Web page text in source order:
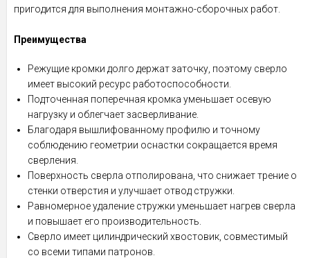
пригодится для выполнения монтажно-сборочных работ.
Преимущества
Режущие кромки долго держат заточку, поэтому сверло
имеет высокий ресурс работоспособности.
Подточенная поперечная кромка уменьшает осевую
нагрузку и облегчает засверливание.
Благодаря вышлифованному профилю и точному
соблюдению геометрии оснастки сокращается время
сверления.
Поверхность сверла отполирована, что снижает трение о
стенки отверстия и улучшает отвод стружки.
Равномерное удаление стружки уменьшает нагрев сверла
и повышает его производительность.
Сверло имеет цилиндрический хвостовик, совместимый
со всеми типами патронов.